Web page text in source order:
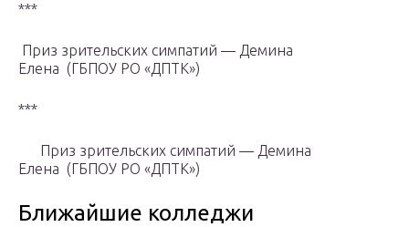
***
Приз зрительских симпатий — Демина
Елена (ГБПОУ РО «ДПТК»)
***
Приз зрительских симпатий — Демина
Елена (ГБПОУ РО «ДПТК»)
Ближайшие колледжи